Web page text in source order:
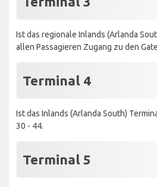
Ist das regionale Inlands (Arlanda
allen Passagieren Zugang zu den
Terminal 4
Ist das Inlands (Arlanda South)
30 - 44.
Terminal 5